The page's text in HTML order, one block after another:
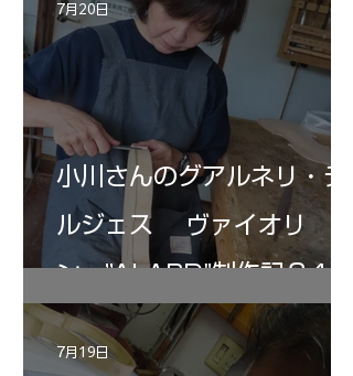
小川さんのグアルネリ・デ
ルジェス ヴァイオリ
ン ”ALARD"制作記３4
7月20日
7月19日